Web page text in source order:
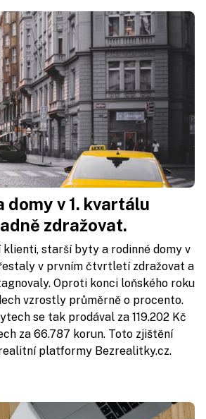
v 1. kvartálu
zdražovat.
klienti, starší byty a rodinné domy v
v prvním čtvrtletí zdražovat a
Oproti konci loňského roku
vzrostly průměrně o procento.
se tak prodával za 119.202 Kč
za 66.787 korun. Toto zjištění
platformy Bezrealitky.cz.